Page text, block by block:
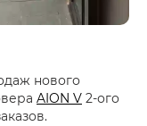
нового
AION V 2-ого